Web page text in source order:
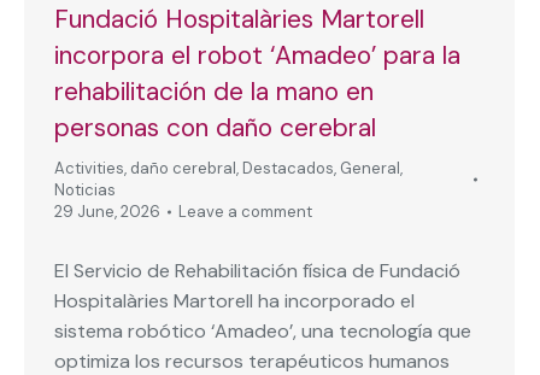
Fundació Hospitalàries Martorell
incorpora el robot ‘Amadeo’ para la
rehabilitación de la mano en
personas con daño cerebral
Activities, daño cerebral, Destacados, General,
Noticias
29 June, 2026
Leave a comment
El Servicio de Rehabilitación física de Fundació
Hospitalàries Martorell ha incorporado el
sistema robótico ‘Amadeo’, una tecnología que
optimiza los recursos terapéuticos humanos